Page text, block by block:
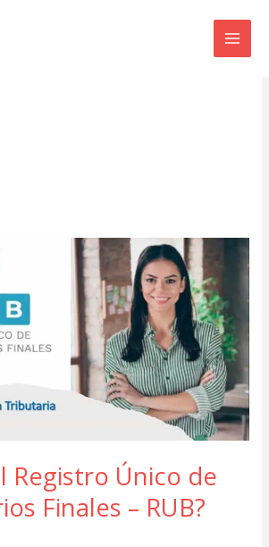
Registro Único de
Finales – RUB?